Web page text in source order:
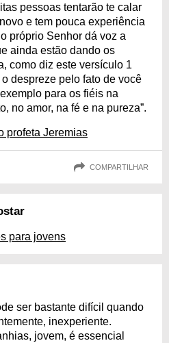
pessoas tentarão te calar
e tem pouca experiência
próprio Senhor dá voz a
ainda estão dando os
como diz este versículo 1
despreze pelo fato de você
para os fiéis na
no amor, na fé e na pureza”.
profeta Jeremias
COMPARTILHAR
para jovens
ser bastante difícil quando
inexperiente.
jovem, é essencial